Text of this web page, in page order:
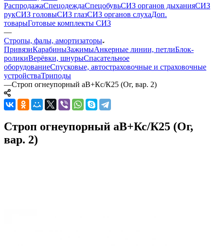
РаспродажаСпецодеждаСпецобувьСИЗ органов дыханияСИЗ
рукСИЗ головыСИЗ глазСИЗ органов слухаДоп.
товарыГотовые комплекты СИЗ
—
Стропы, фалы, амортизаторы
ПривязиКарабиныЗажимыАнкерные линии, петлиБлок-
роликиВерёвки, шнурыСпасательное
оборудованиеСпусковые, автостраховочные и страховочные
устройстваТриподы
—Строп огнеупорный аВ+Кс/К25 (Ог, вар. 2)
Строп огнеупорный аВ+Кс/К25 (Ог,
вар. 2)